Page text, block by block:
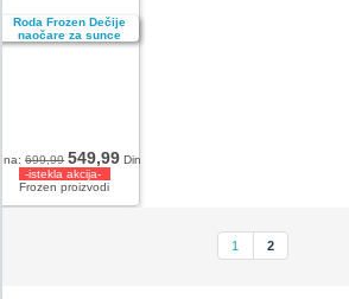
699,99 549,99 Din
-istekla akcija-
Frozen proizvodi
1 2